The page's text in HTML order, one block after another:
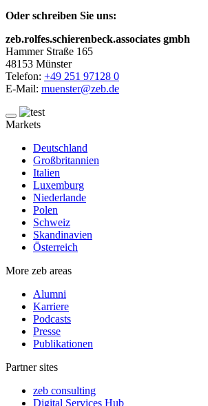
Oder schreiben Sie uns:
zeb.rolfes.schierenbeck.associates gmbh
Hammer Straße 165
48153 Münster
Telefon: +49 251 97128 0
E-Mail: muenster@zeb.de
Markets
Deutschland
Großbritannien
Italien
Luxemburg
Niederlande
Polen
Schweiz
Skandinavien
Österreich
More zeb areas
Alumni
Karriere
Podcasts
Presse
Publikationen
Partner sites
zeb consulting
Digital Services Hub